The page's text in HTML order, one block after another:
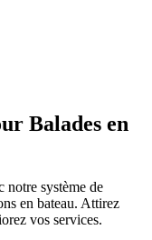
Balades en
notre système de
en bateau. Attirez
vos services.